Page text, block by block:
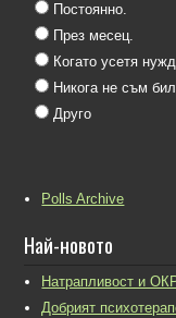
Постоянно.
През месец.
Когато усетя
Никога не съм
Друго
Polls Archive
Най-новото
Натрапливост и
Добрият